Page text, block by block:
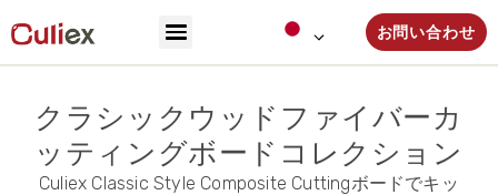
お問い合わせ
クラシックウッドファイバーカ
ッティングボードコレクション
Culiex Classic Style Composite Cuttingボードでキッ